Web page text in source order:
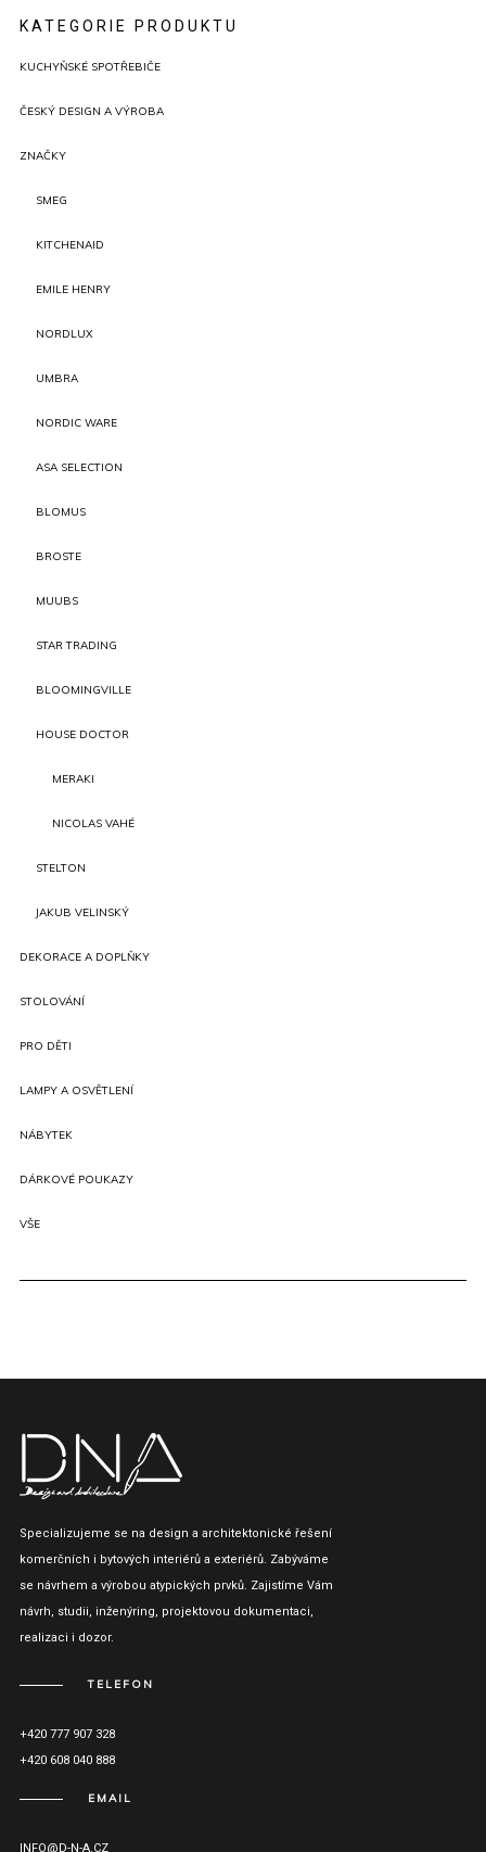
KATEGORIE PRODUKTU
KUCHYŇSKÉ SPOTŘEBIČE
ČESKÝ DESIGN A VÝROBA
ZNAČKY
SMEG
KITCHENAID
EMILE HENRY
NORDLUX
UMBRA
NORDIC WARE
ASA SELECTION
BLOMUS
BROSTE
MUUBS
STAR TRADING
BLOOMINGVILLE
HOUSE DOCTOR
MERAKI
NICOLAS VAHÉ
STELTON
JAKUB VELINSKÝ
DEKORACE A DOPLŇKY
STOLOVÁNÍ
PRO DĚTI
LAMPY A OSVĚTLENÍ
NÁBYTEK
DÁRKOVÉ POUKAZY
VŠE
Specializujeme se na design a architektonické řešení
komerčních i bytových interiérů a exteriérů. Zabýváme
se návrhem a výrobou atypických prvků. Zajistíme Vám
návrh, studii, inženýring, projektovou dokumentaci,
realizaci i dozor.
TELEFON
+420 777 907 328
+420 608 040 888
EMAIL
INFO@D-N-A.CZ